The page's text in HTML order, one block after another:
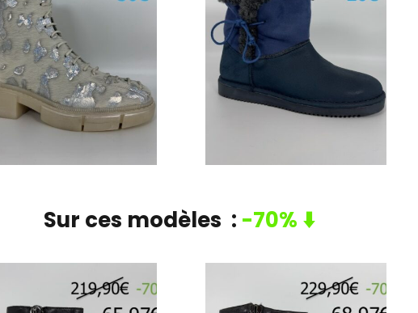
Sur ces modèles  : -70% ⬇️